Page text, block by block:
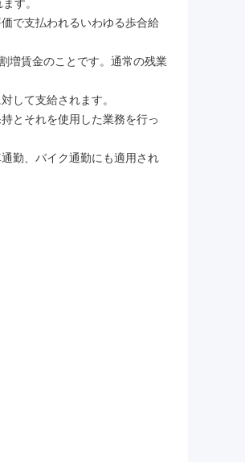
す。
で支払われるいわゆる歩合給
増賃金のことです。通常の残業
して支給されます。
とそれを使用した業務を行っ
勤、バイク通勤にも適用され